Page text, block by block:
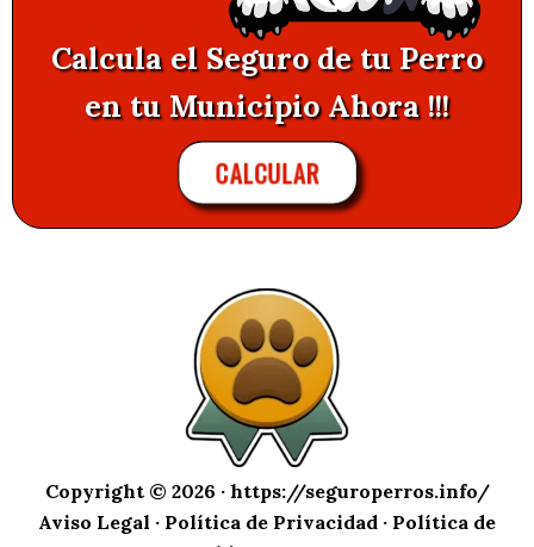
Calcula el Seguro de tu Perro
en tu Municipio Ahora !!!
CALCULAR
Copyright © 2026 · https://seguroperros.info/
Aviso Legal · Política de Privacidad · Política de